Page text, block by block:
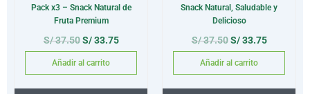
Pack x3 – Snack Natural de
Fruta Premium
S/37.50 S/33.75
Añadir al carrito
Snack Natural, Saludable y
Delicioso
S/37.50 S/33.75
Añadir al carrito